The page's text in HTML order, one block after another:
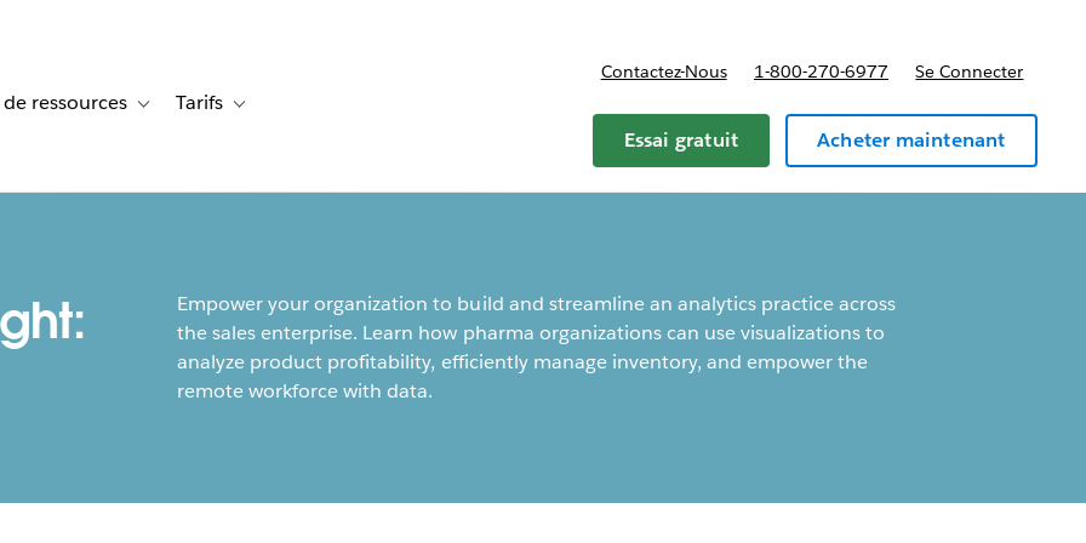
de cas for Solutions
ressources Toggle sub-navigation for Centre de ressources
Tarifs Toggle sub-navigation for Tarifs
Contactez-Nous 1-800-270-6977 Se Connecter
Essai gratuit Acheter maintenant
Empower your organization to build and streamline an analytics practice across
the sales enterprise. Learn how pharma organizations can use visualizations to
analyze product profitability, efficiently manage inventory, and empower the
remote workforce with data.